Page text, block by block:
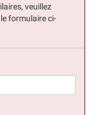
veuillez
formulaire ci-